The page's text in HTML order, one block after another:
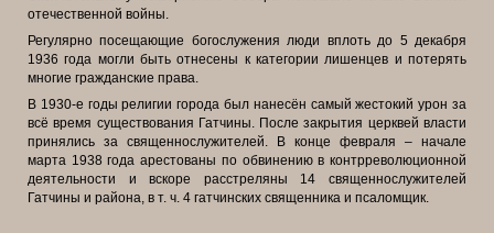
отечественной войны.
Регулярно посещающие богослужения люди вплоть до 5 декабря
1936года могли быть отнесены к категории лишенцев и потерять
многие гражданские права.
В 1930-е годы религии города был нанесён самый жестокий урон за
всёвремя существования Гатчины. После закрытия церквей власти
принялись за священнослужителей. В конце февраля – начале
марта 1938 года арестованы по обвинению в контрреволюционной
деятельности и вскоре расстреляны 14 священнослужителей
Гатчины и района, в т. ч. 4 гатчинских священника и псаломщик.